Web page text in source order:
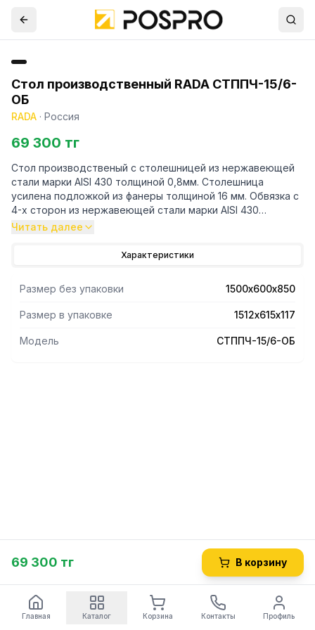
Стол производственный RADA СТППЧ-15/6-
ОБ
RADA · Россия
69 300 тг
Стол производственый с столешницей из нержавеющей
стали марки AISI 430 толщиной 0,8мм. Столешница
усилена подложкой из фанеры толщиной 16 мм. Обвязка с
4-х сторон из нержавеющей стали марки AISI 430
толщиной 0,8 мм. Ножки каркаса из профильной трубы
мм. Регулируемые опоры. У производственного стола
равнораспределенная 250 кг. Стол поставляется в
разобранном виде. В упакованном виде изделие имеет
Читать далее
Характеристики
Размер без упаковки 1500х600х850
Размер в упаковке 1512х615х117
Модель СТППЧ-15/6-ОБ
69 300 тг В корзину
Главная Каталог Корзина Контакты Профиль